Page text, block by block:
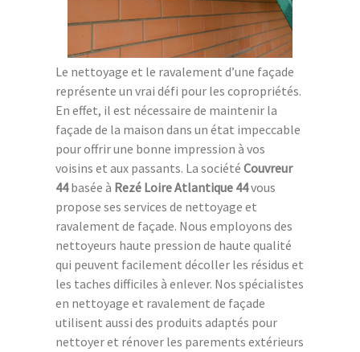
Le nettoyage et le ravalement d’une façade
représente un vrai défi pour les copropriétés.
En effet, il est nécessaire de maintenir la
façade de la maison dans un état impeccable
pour offrir une bonne impression à vos
voisins et aux passants. La société Couvreur
44basée à Rezé Loire Atlantique 44vous
propose ses services de nettoyage et
ravalement de façade. Nous employons des
nettoyeurs haute pression de haute qualité
qui peuvent facilement décoller les résidus et
les taches difficiles à enlever. Nos spécialistes
en nettoyage et ravalement de façade
utilisent aussi des produits adaptés pour
nettoyer et rénover les parements extérieurs